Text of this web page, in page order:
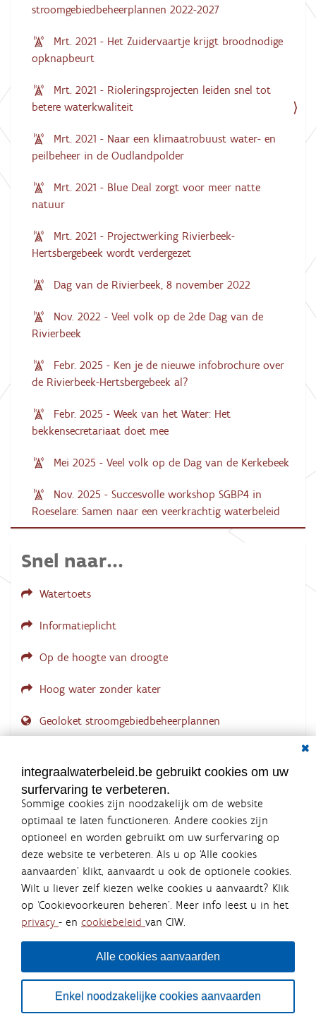
stroomgebiedbeheerplannen 2022-2027
Mrt. 2021 - Het Zuidervaartje krijgt broodnodige
opknapbeurt
Mrt. 2021 - Rioleringsprojecten leiden snel tot
betere waterkwaliteit
Mrt. 2021 - Naar een klimaatrobuust water- en
peilbeheer in de Oudlandpolder
Mrt. 2021 - Blue Deal zorgt voor meer natte
natuur
Mrt. 2021 - Projectwerking Rivierbeek-
Hertsbergebeek wordt verdergezet
Dag van de Rivierbeek, 8 november 2022
Nov. 2022 - Veel volk op de 2de Dag van de
Rivierbeek
Febr. 2025 - Ken je de nieuwe infobrochure over
de Rivierbeek-Hertsbergebeek al?
Febr. 2025 - Week van het Water: Het
bekkensecretariaat doet mee
Mei 2025 - Veel volk op de Dag van de Kerkebeek
Nov. 2025 - Succesvolle workshop SGBP4 in
Roeselare: Samen naar een veerkrachtig waterbeleid
Snel naar...
Watertoets
Informatieplicht
Op de hoogte van droogte
Hoog water zonder kater
Geoloket stroomgebiedbeheerplannen
LOGIN VEREIST
integraalwaterbeleid.be gebruikt cookies om uw
surfervaring te verbeteren.
Sommige cookies zijn noodzakelijk om de website
optimaal te laten functioneren. Andere cookies zijn
optioneel en worden gebruikt om uw surfervaring op
deze website te verbeteren. Als u op ‘Alle cookies
aanvaarden’ klikt, aanvaardt u ook de optionele cookies.
Wilt u liever zelf kiezen welke cookies u aanvaardt? Klik
op ‘Cookievoorkeuren beheren’. Meer info leest u in het
privacy - en cookiebeleid van CIW.
Alle cookies aanvaarden
Enkel noodzakelijke cookies aanvaarden
Integraalwaterbeleid.be is een
officiële website van de Vlaamse
overheid
uitgegeven door Coördinatiecommissie Integraal
Waterbeleid
De Coördinatiecommissie Integraal Waterbeleid (CIW) is een
bestuursniveaus die bij het waterbeleid betrokken zijn. Ook
waterbedrijven nemen deel aan het overleg. Deze
samenwerking zorgt voor een gecoördineerde en
geïntegreerde aanpak van het waterbeleid en waterbeheer
in Vlaanderen.